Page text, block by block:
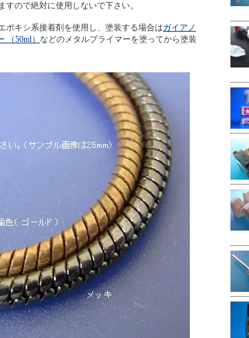
すので絶対に使用しないで下さい。
ポキシ系接着剤を使用し、塗装する場合はガイアノ
（50ml） などのメタルプライマーを塗ってから塗装